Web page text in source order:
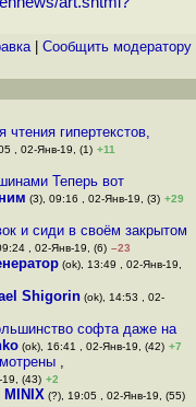
| Cообщить модератору
гипертекстов,
, 02-Янв-19, (1) +11
Теперь вот
(3), 09:16 , 02-Янв-19, (3) +29
и сиди в своём закрытом
, 02-Янв-19, (6) –23
(ok), 13:49 , 02-Янв-19,
Shigorin (ok), 14:53 , 02-
софта даже на
(ok), 16:41 , 02-Янв-19, (42) +7
,
(43) +2
MINIX (?), 19:05 , 02-Янв-19, (55)